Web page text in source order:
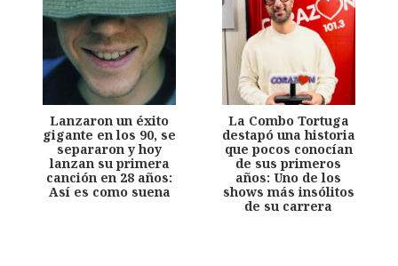
Lanzaron un éxito
gigante en los 90, se
separaron y hoy
lanzan su primera
canción en 28 años:
Así es como suena
La Combo Tortuga
destapó una historia
que pocos conocían
de sus primeros
años: Uno de los
shows más insólitos
de su carrera